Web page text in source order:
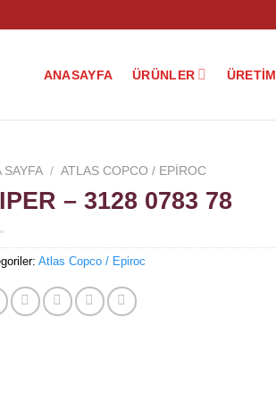
ANASAYFA ÜRÜNLER ÜRETIM
SAYFA / ATLAS COPCO / EPIROC
– 3128 0783 78
Atlas Copco / Epiroc